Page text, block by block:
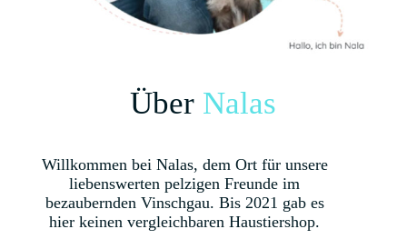
Über Nalas
Willkommen bei Nalas, dem Ort für unsere
liebenswerten pelzigen Freunde im
bezaubernden Vinschgau. Bis 2021 gab es
hier keinen vergleichbaren Haustiershop.